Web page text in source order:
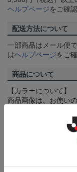
ヘルプページをご確
配送方法について
一部商品はメール便
はヘルプページをご
商品について
【カラーについて】
商品画像は、お使い
て見える場合がござ
取り扱い商品によっ